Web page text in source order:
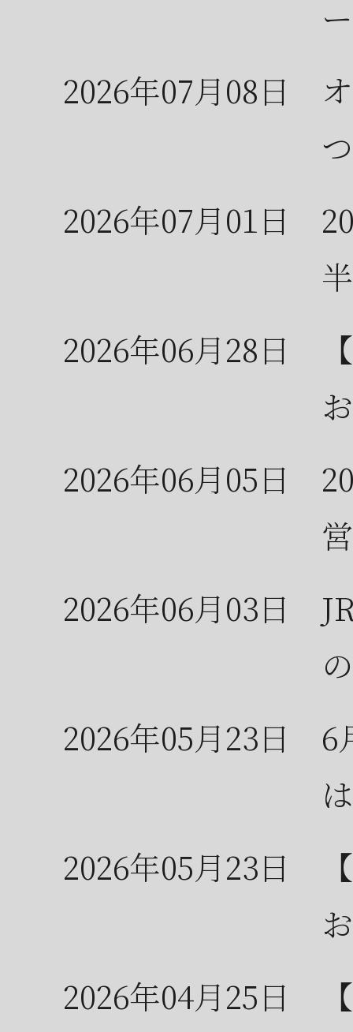
2026年07月08日
2026年07月01日
2026年06月28日
2026年06月05日
2026年06月03日
2026年05月23日
6
2026年05月23日
2026年04月25日